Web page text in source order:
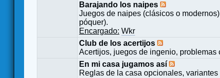
Barajando los naipes
Juegos de naipes (clásicos o
póquer).
Encargado: Wkr
Club de los acertijos
Acertijos, juegos de ingenio,
En mi casa jugamos así
Reglas de la casa opcionales,